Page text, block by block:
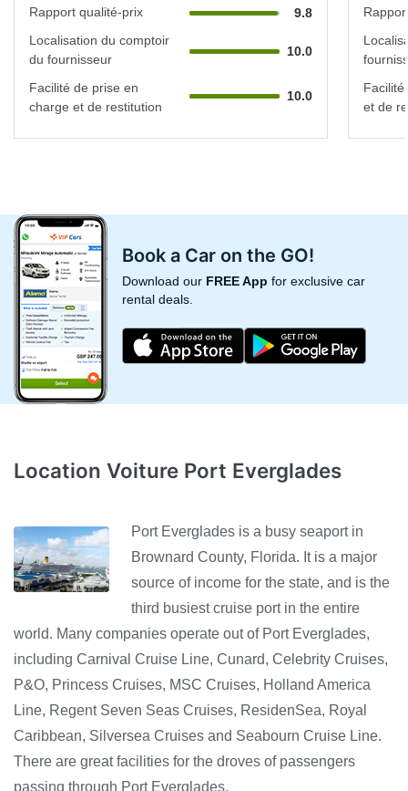
Rapport qualité-prix
9.8
Localisation du comptoir
du fournisseur
10.0
Facilité de prise en
charge et de restitution
10.0
et de
Book a Car on the GO!
Download our FREE App for exclusive car
rental deals.
Location Voiture Port Everglades
Port Everglades is a busy seaport in
Brownard County, Florida. It is a major
source of income for the state, and is the
third busiest cruise port in the entire
world. Many companies operate out of Port Everglades,
including Carnival Cruise Line, Cunard, Celebrity Cruises,
P&O, Princess Cruises, MSC Cruises, Holland America
Line, Regent Seven Seas Cruises, ResidenSea, Royal
Caribbean, Silversea Cruises and Seabourn Cruise Line.
There are great facilities for the droves of passengers
passing through Port Everglades.